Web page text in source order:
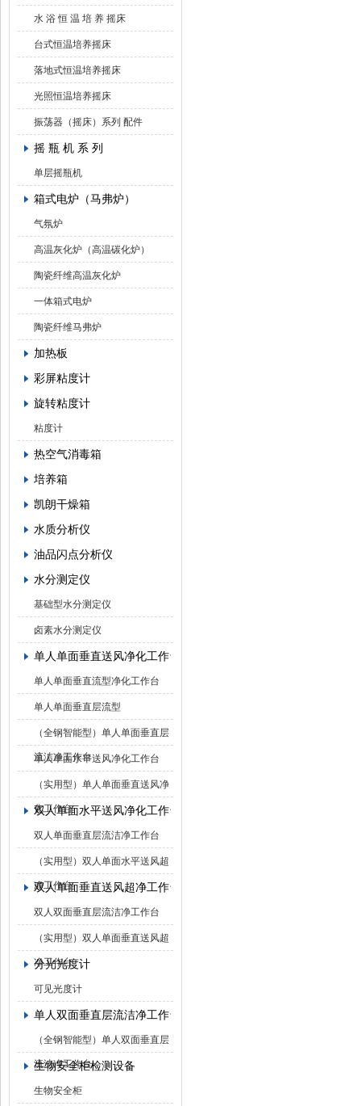
水 浴 恒 温 培 养 摇床
台式恒温培养摇床
落地式恒温培养摇床
光照恒温培养摇床
振荡器（摇床）系列 配件
摇 瓶 机 系 列
单层摇瓶机
箱式电炉（马弗炉）
气氛炉
高温灰化炉（高温碳化炉）
陶瓷纤维高温灰化炉
一体箱式电炉
陶瓷纤维马弗炉
加热板
彩屏粘度计
旋转粘度计
粘度计
热空气消毒箱
培养箱
凯朗干燥箱
水质分析仪
油品闪点分析仪
水分测定仪
基础型水分测定仪
卤素水分测定仪
单人单面垂直送风净化工作台
单人单面垂直流型净化工作台
单人单面垂直层流型
（全钢智能型）单人单面垂直层
流洁净工作台
单人单面水平送风净化工作台
（实用型）单人单面垂直送风净
化工作台
双人单面水平送风净化工作台
双人单面垂直层流洁净工作台
（实用型）双人单面水平送风超
净工作台
双人单面垂直送风超净工作台
双人双面垂直层流洁净工作台
（实用型）双人单面垂直送风超
净工作台
分光光度计
可见光度计
单人双面垂直层流洁净工作台
（全钢智能型）单人双面垂直层
流洁净工作台
生物安全柜检测设备
生物安全柜